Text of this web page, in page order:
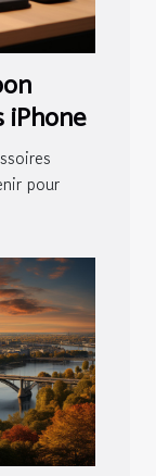
iPhone
pour